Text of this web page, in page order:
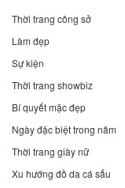
Thời trang công sở
Làm đẹp
Sự kiện
Thời trang showbiz
Bí quyết mặc đẹp
Ngày đặc biệt trong năm
Thời trang giày nữ
Xu hướng đồ da cá sấu